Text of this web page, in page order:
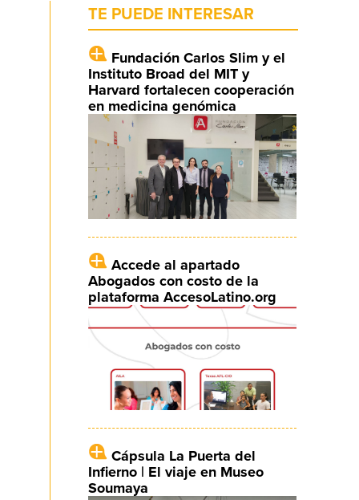
TE PUEDE INTERESAR
Fundación Carlos Slim y el
Instituto Broad del MIT y
Harvard fortalecen cooperación
en medicina genómica
Accede al apartado
Abogados con costo de la
plataforma AccesoLatino.org
Cápsula La Puerta del
Infierno | El viaje en Museo
Soumaya